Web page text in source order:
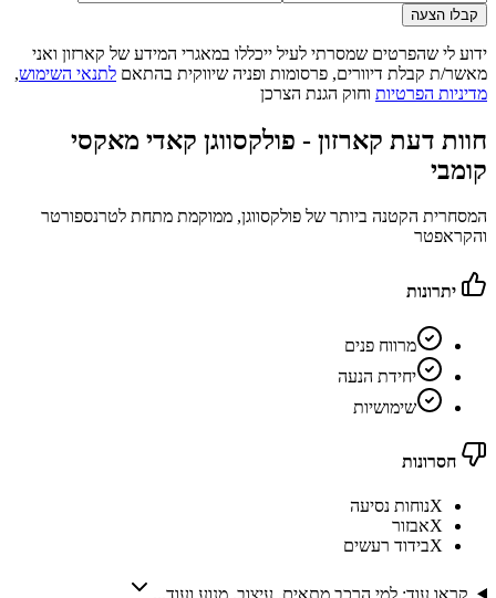
קבלו הצעה
ידוע לי שהפרטים שמסרתי לעיל ייכללו במאגרי המידע של קארזון ואני
מאשר/ת קבלת דיוורים, פרסומות ופניה שיווקית בהתאם לתנאי השימוש,
מדיניות הפרטיות וחוק הגנת הצרכן
חוות דעת קארזון - פולקסווגן קאדי מאקסי
קומבי
המסחרית הקטנה ביותר של פולקסווגן, ממוקמת מתחת לטרנספורטר
והקראפטר
יתרונות
מרווח פנים
יחידת הנעה
שימושיות
חסרונות
Xנוחות נסיעה
Xאבזור
Xבידוד רעשים
קראו עוד: למי הרכב מתאים, עיצוב, מנוע ועוד...